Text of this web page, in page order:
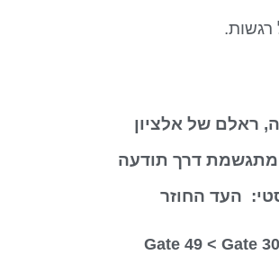
רגשות.
ראלם של אלציון
דרך תודעה
העד החוזר
Gate 30